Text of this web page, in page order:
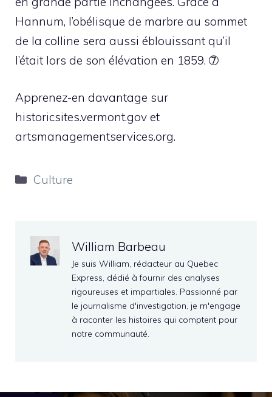
Hannum, l’obélisque de marbre au sommet
de la colline sera aussi éblouissant qu’il
l’était lors de son élévation en 1859. ➆
Apprenez-en davantage sur
historicsites.vermont.gov et
artsmanagementservices.org.
Catégories
Culture
William Barbeau
Je suis William, rédacteur au Quebec
Express, dédié à fournir des analyses
rigoureuses et impartiales. Passionné par
le journalisme d'investigation, je m'engage
à raconter les histoires qui comptent pour
notre communauté.